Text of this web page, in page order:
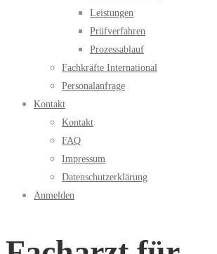
Leistungen
Prüfverfahren
Prozessablauf
Fachkräfte International
Personalanfrage
Kontakt
Kontakt
FAQ
Impressum
Datenschutzerklärung
Anmelden